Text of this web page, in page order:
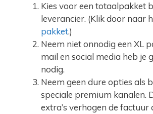
Kies voor een totaalpakket
leverancier. (Klik door naar
pakket.)
Neem niet onnodig een XL
mail en social media heb je
nodig.
Neem geen dure opties als
speciale premium kanalen.
extra’s verhogen de factuur